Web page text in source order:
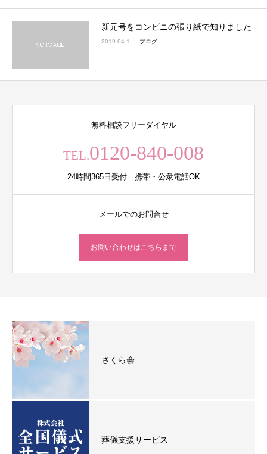
新元号をコンビニの張り紙で知りました
2019.04.1 ブログ
無料相談フリーダイヤル
TEL.0120-840-008
24時間365日受付 携帯・公衆電話OK
メールでのお問合せ
お問い合わせはこちらまで
さくら会
葬儀支援サービス